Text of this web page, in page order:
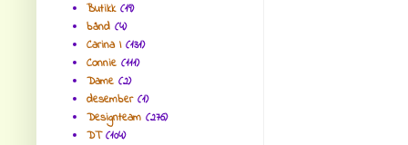
Butikk (19)
bånd (4)
Carina I (131)
Connie (111)
Dame (2)
desember (1)
Designteam (276)
DT (104)